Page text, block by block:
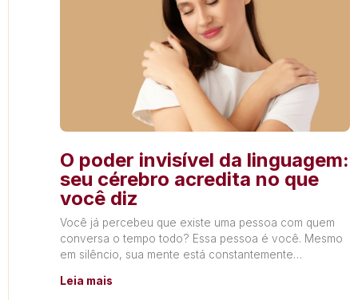
O poder invisível da linguagem:
seu cérebro acredita no que
você diz
Você já percebeu que existe uma pessoa com quem
conversa o tempo todo? Essa pessoa é você. Mesmo
em silêncio, sua mente está constantemente
Leia mais